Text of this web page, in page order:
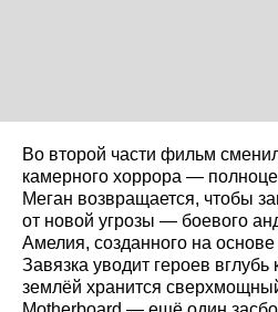
Во второй части фильм
камерного хоррора —
Меган возвращается, чтобы
от новой угрозы — боевого
Амелия, созданного на
Завязка уводит героев вглубь
землёй хранится